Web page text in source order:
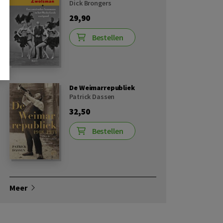
Dick Brongers
29,90
Bestellen
De Weimarrepubliek
Patrick Dassen
32,50
Bestellen
Meer